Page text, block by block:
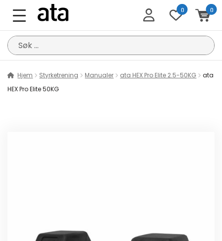
0 0
Søk
etter:
Hjem Styrketrening Manualer ata HEX Pro Elite 2.5-50KG
ata
HEX Pro Elite 50KG